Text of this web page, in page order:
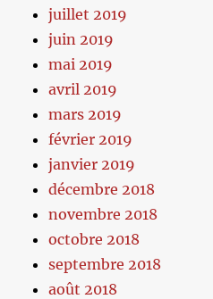
juillet 2019
juin 2019
mai 2019
avril 2019
mars 2019
février 2019
janvier 2019
décembre 2018
novembre 2018
octobre 2018
septembre 2018
août 2018